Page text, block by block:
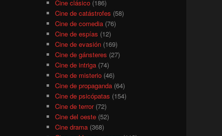
Cine clásico(186)
Cine de catástrofes (58)
Cine de comedia(76)
Cine de espías (12)
Cine de evasión(169)
Cine de gánsteres (27)
Cine de intriga(74)
Cine de misterio(46)
Cine de propaganda(64)
Cine de psicópatas (154)
Cine de terror(72)
Cine del oeste(52)
Cine drama(368)